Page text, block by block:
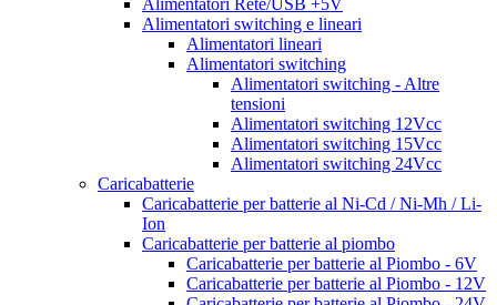
Alimentatori Rete/USB +5V
Alimentatori switching e lineari
Alimentatori lineari
Alimentatori switching
Alimentatori switching - Altre
tensioni
Alimentatori switching 12Vcc
Alimentatori switching 15Vcc
Alimentatori switching 24Vcc
Caricabatterie
Caricabatterie per batterie al Ni-Cd / Ni-Mh / Li-
Ion
Caricabatterie per batterie al piombo
Caricabatterie per batterie al Piombo - 6V
Caricabatterie per batterie al Piombo - 12V